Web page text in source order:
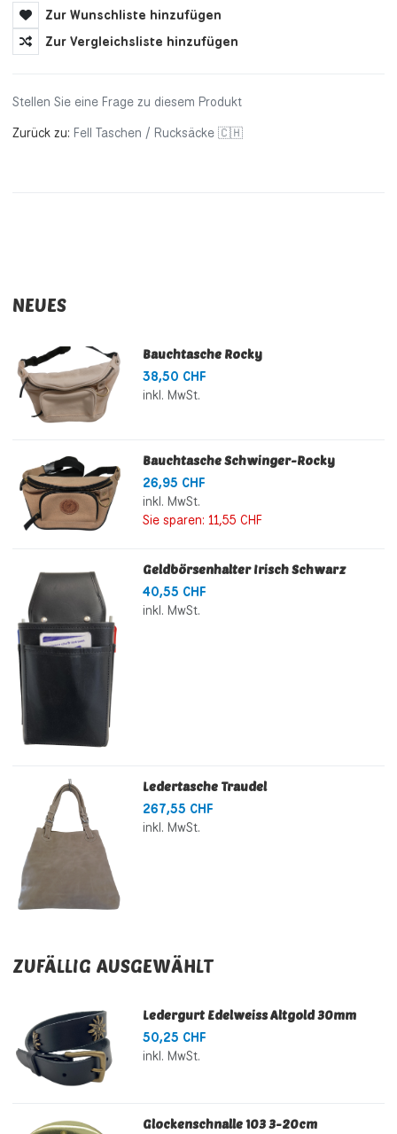
Zur Wunschliste hinzufügen
Zur Vergleichsliste hinzufügen
Stellen Sie eine Frage zu diesem Produkt
Zurück zu: Fell Taschen / Rucksäcke 🇨🇭
NEUES
Bauchtasche Rocky
38,50 CHF
inkl. MwSt.
Bauchtasche Schwinger-Rocky
26,95 CHF
inkl. MwSt.
Sie sparen: 11,55 CHF
Geldbörsenhalter Irisch Schwarz
40,55 CHF
inkl. MwSt.
Ledertasche Traudel
267,55 CHF
inkl. MwSt.
ZUFÄLLIG AUSGEWÄHLT
Ledergurt Edelweiss Altgold 30mm
50,25 CHF
inkl. MwSt.
Glockenschnalle 103 3-20cm